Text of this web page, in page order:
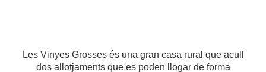
Les Vinyes Grosses és una gran casa rural que acull
dos allotjaments que es poden llogar de forma